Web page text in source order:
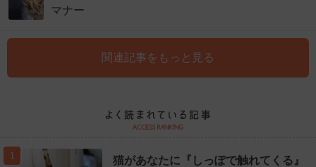
マナー
関連記事をもっと見る
1
猫があなたに『しっぽで触れてくる』